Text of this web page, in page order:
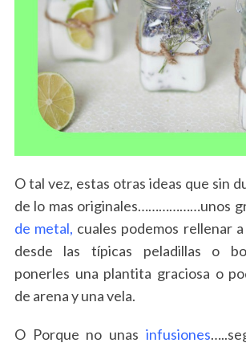
O tal vez, estas otras ideas que sin
de lo mas originales………………unos
de metal, cuales podemos rellenar
desde las típicas peladillas o
ponerles una plantita graciosa o
de arena y una vela.
O Porque no unas infusiones